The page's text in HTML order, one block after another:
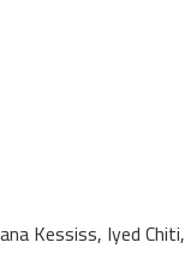
Kessiss, Iyed Chiti,